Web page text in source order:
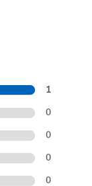
1
0
0
0
0